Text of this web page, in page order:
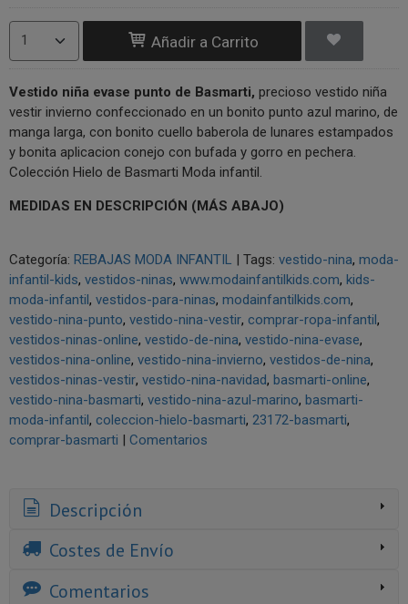
Añadir a Carrito
Vestido niña evase punto de Basmarti, precioso vestido niña
vestir invierno confeccionado en un bonito punto azul marino, de
manga larga, con bonito cuello baberola de lunares estampados
y bonita aplicacion conejo con bufada y gorro en pechera.
Colección Hielo de Basmarti Moda infantil.
MEDIDAS EN DESCRIPCIÓN (MÁS ABAJO)
Categoría: REBAJAS MODA INFANTIL Tags: vestido-nina moda-
infantil-kids vestidos-ninas www.modainfantilkids.com kids-
moda-infantil
vestidos-para-ninas modainfantilkids.com
vestido-nina-punto vestido-nina-vestir comprar-ropa-infantil
vestidos-ninas-online vestido-de-nina vestido-nina-evase
vestidos-nina-online vestido-nina-invierno vestidos-de-nina
vestidos-ninas-vestir vestido-nina-navidad
basmarti-online
vestido-nina-basmarti vestido-nina-azul-marino basmarti-
moda-infantil
coleccion-hielo-basmarti 23172-basmarti
comprar-basmarti
Comentarios
Descripción
Costes de Envío
Comentarios